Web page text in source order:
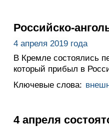
Российско-
4 апреля 2019 года
В Кремле состоялись
который прибыл в
Ключевые слова:
4 апреля